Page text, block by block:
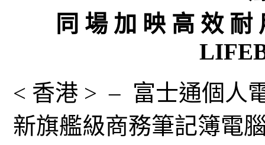
同 場 加 映 高 效
< 香港 > – 富士通個人
新旗艦級商務筆記簿電